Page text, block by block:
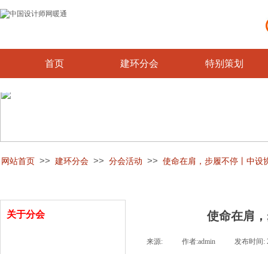
首页 建环分会 特别策划
网站首页 >> 建环分会 >> 分会活动 >> 使命在肩，步履不停丨中设
使命在肩
来源: 作者:admin 发布时间:
关于分会